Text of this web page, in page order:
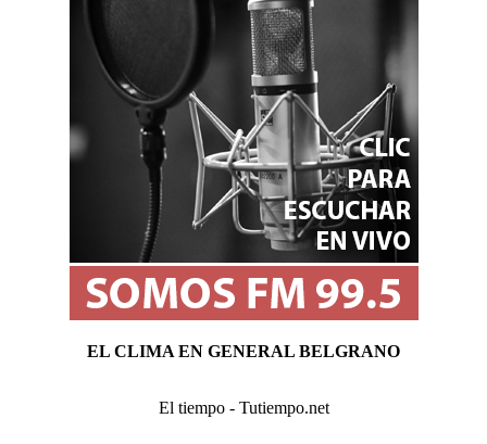
EL CLIMA EN GENERAL BELGRANO
El tiempo - Tutiempo.net